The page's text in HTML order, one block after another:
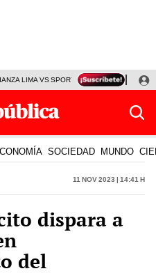
LIMA VS SPORT BOYS JORGE
SOCIEDAD MUNDO
11 Nov 2023 | 14:41 h
dispara a
del